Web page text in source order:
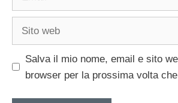
Salva il mio nome, email e sito
browser per la prossima volta